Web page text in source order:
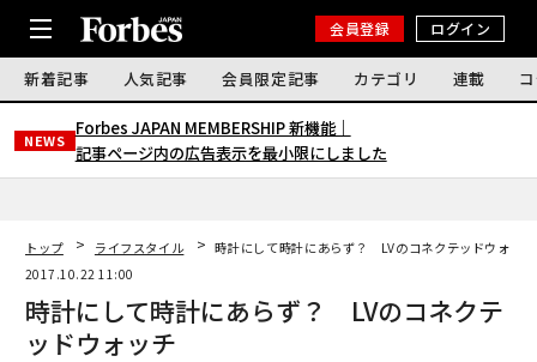
会員登録 ログイン
新着記事 人気記事 会員限定記事 カテゴリ 連載
NEWS
Forbes JAPAN MEMBERSHIP 新機能｜
記事ページ内の広告表示を最小限にしました
トップ ライフスタイル
時計にして時計にあらず？ LVのコネクテッドウォッチ
2017.10.22 11:00
時計にして時計にあらず？ LVのコネクテ
ッドウォッチ